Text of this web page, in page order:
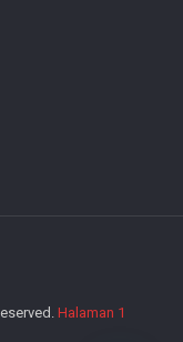
Halaman 1